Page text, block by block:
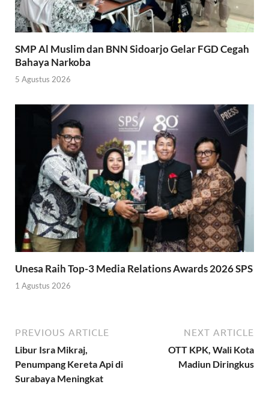
SMP Al Muslim dan BNN Sidoarjo Gelar FGD Cegah
Bahaya Narkoba
5 Agustus 2026
Unesa Raih Top-3 Media Relations Awards 2026 SPS
1 Agustus 2026
PREVIOUS ARTICLE
Libur Isra Mikraj,
Penumpang Kereta Api di
Surabaya Meningkat
NEXT ARTICLE
OTT KPK, Wali Kota
Madiun Diringkus